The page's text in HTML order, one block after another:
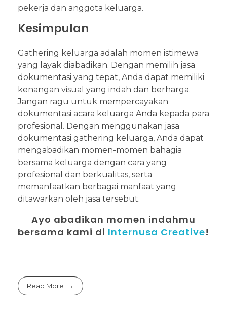
pekerja dan anggota keluarga.
Kesimpulan
Gathering keluarga adalah momen istimewa
yang layak diabadikan. Dengan memilih jasa
dokumentasi yang tepat, Anda dapat memiliki
kenangan visual yang indah dan berharga.
Jangan ragu untuk mempercayakan
dokumentasi acara keluarga Anda kepada para
profesional. Dengan menggunakan jasa
dokumentasi gathering keluarga, Anda dapat
mengabadikan momen-momen bahagia
bersama keluarga dengan cara yang
profesional dan berkualitas, serta
memanfaatkan berbagai manfaat yang
ditawarkan oleh jasa tersebut.
Ayo abadikan momen indahmu
bersama kami di Internusa Creative!
Read More